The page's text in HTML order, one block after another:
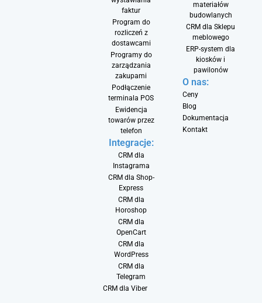
faktur
Program do
rozliczeń z
dostawcami
Programy do
zarządzania
zakupami
Podłączenie
terminala POS
Ewidencja
towarów przez
telefon
Integracje:
CRM dla
Instagrama
CRM dla Shop-
Express
CRM dla
Horoshop
CRM dla
OpenCart
CRM dla
WordPress
CRM dla
Telegram
CRM dla Viber
materiałów
budowlanych
CRM dla Sklepu
meblowego
ERP-system dla
kiosków i
pawilonów
O nas:
Ceny
Blog
Dokumentacja
Kontakt